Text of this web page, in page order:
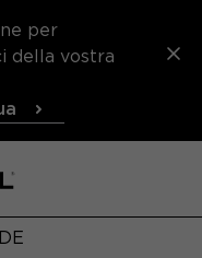
per
della vostra